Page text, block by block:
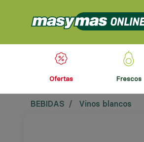
ofertas frescos
BEBIDAS Vinos blancos